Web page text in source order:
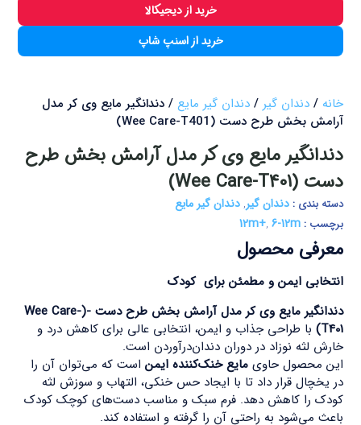
خرید از دیجیکالا
خرید از اسنپ شاپ
خانه /دندان گیر /دندان گیر مایع / دندانگیر مایع وی کر مدل
آرامش بخش طرح دست (Wee Care-T401)
دندانگیر مایع وی کر مدل آرامش بخش طرح
دست (Wee Care-T401)
دسته بندی :دندان گیر,دندان گیر مایع
برچسب : 12m+, 6-12m
معرفی محصول
انتخابی ایمن و مطمئن برای کودک
دندانگیر مایع وی کر مدل آرامش بخش طرح دست -(Wee Care-
T401) با طراحی جذاب و ایمن، انتخابی عالی برای کاهش درد و
خارش لثه نوزاد در دوران دندان‌درآوردن است.
این محصول حاویمایع خنک‌کننده ایمن است که می‌توان آن را
در یخچال قرار داد تا با ایجاد حس خنکی، التهاب و سوزش لثه
کودک را کاهش دهد. فرم سبک و مناسب دست‌های کوچک کودک
باعث می‌شود به راحتی آن را گرفته و استفاده کند.